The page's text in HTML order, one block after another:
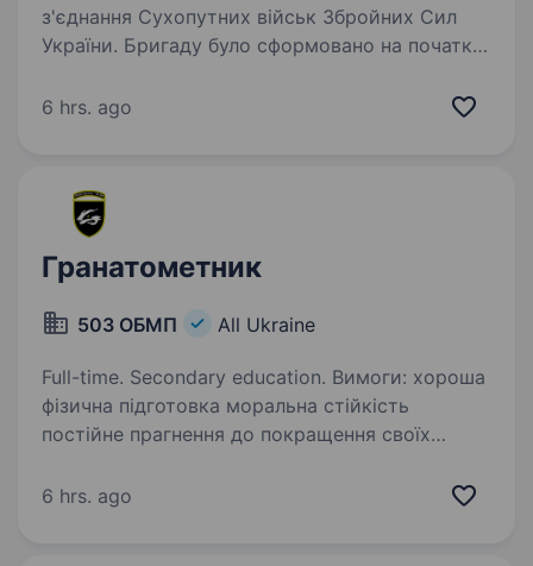
з'єднання Сухопутних військ Збройних Сил
України. Бригаду було сформовано на початку
ти фахівець своєї справи з досвідом, яким
6 hrs. ago
Гранатометник
503 ОБМП All Ukraine
Full-time. Secondary education. Вимоги: хороша
фізична підготовка моральна стійкість
постійне прагнення до покращення своїх
працювати в команді вік від 18 до 45 років
6 hrs. ago